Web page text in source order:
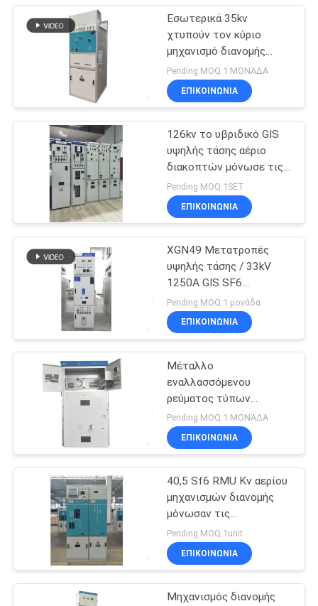
SITEMAP
PRIVACY
μέσος μηχανισμός
διανομής τάσης
Υψηλής τάσεως
43
Χαμηλής τάσης
διακόπτη
κυκλώματος
υψηλής τάσης
Εσωτερικά 35kv
χτυπούν τον κύριο
μηχανισμό διανομής
μονάδων, μονωμένος
αέριο μηχανισμός
διανομής GIS Sf6
Pending MOQ:1 ΜΟΝΆΔΑ
ΕΠΙΚΟΙΝΩΝΊΑ
126kv το υβριδικό GIS
υψηλής τάσης αέριο
διακοπτών μόνωσε τις
συνδυασμένες συσκευές
Pending MOQ:1SET
ΕΠΙΚΟΙΝΩΝΊΑ
XGN49 Μετατροπές
υψηλής τάσης / 33kV
1250A GIS SF6
Μετατροπές με μόνωση
αερίου
Pending MOQ:1 μονάδα
ΕΠΙΚΟΙΝΩΝΊΑ
Μέταλλο
εναλλασσόμενου
ρεύματος τύπων
τεθωρακισμένων -
εσωκλειόμενος
εξοπλισμός διανομής
δύναμης
Pending MOQ:1 ΜΟΝΆΔΑ
ΕΠΙΚΟΙΝΩΝΊΑ
40,5 Sf6 RMU Kv αερίου
μηχανισμών διανομής
μόνωσαν τις
συνδυασμένες συσκευές
με 3 μονάδες
Pending MOQ:1unit
ΕΠΙΚΟΙΝΩΝΊΑ
Μηχανισμός διανομής